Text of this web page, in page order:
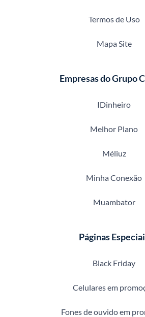
Termos de Uso
Mapa Site
Empresas do Grupo
IDinheiro
Melhor Plano
Méliuz
Minha Conexão
Muambator
Páginas
Black Friday
Celulares em
Fones de ouvido em